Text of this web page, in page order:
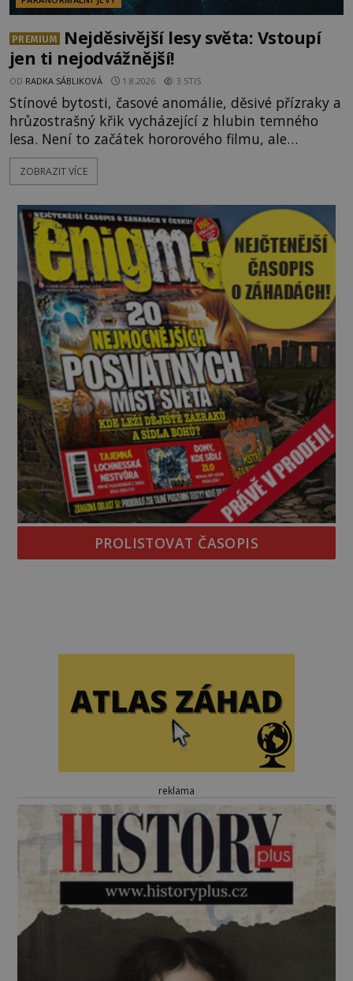
PREMIUM
Nejděsivější lesy světa: Vstoupí
jen ti nejodvážnější!
OD RADKA SÁBLIKOVÁ 1.8.2026 3.5TIS
Stínové bytosti, časové anomálie, děsivé přízraky a
hrůzostrašný křik vycházející z hlubin temného
lesa. Není to začátek hororového filmu, ale
události, které popisují návštěvníci lesů, které jsou
označovány jako nejděsivější na světě. Lidé bydlící
vyhýbají! Už jste o těchto lesích slyšeli? A odvážili
byste se je navštívit? [gallery ids="17
ZOBRAZIT VÍCE
PROLISTOVAT ČASOPIS
reklama